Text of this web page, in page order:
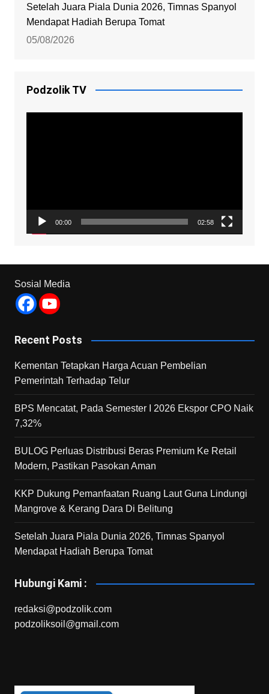
Setelah Juara Piala Dunia 2026, Timnas Spanyol
Mendapat Hadiah Berupa Tomat
05/08/2026
Podzolik TV
00:00 02:58
Sosial Media
Recent Posts
Kementan Tetapkan Harga Acuan Pembelian
Pemerintah Terhadap Telur
BPS Mencatat, Pada Semester I 2026 Ekspor CPO Naik
7,32%
BULOG Perluas Distribusi Beras Premium Ke Retail
Modern, Pastikan Pasokan Aman
KKP Dukung Pemanfaatan Ruang Laut Guna Lindungi
Mangrove & Kerang Dara Di Belitung
Setelah Juara Piala Dunia 2026, Timnas Spanyol
Mendapat Hadiah Berupa Tomat
Hubungi Kami :
redaksi@podzolik.com
podzoliksoil@gmail.com